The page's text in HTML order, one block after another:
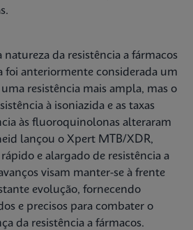
da resistência a fármacos
foi anteriormente considerada um
resistência mais ampla, mas o
à isoniazida e as taxas
às fluoroquinolonas alteraram
lançou o Xpert MTB/XDR,
e alargado de resistência a
visam manter-se à frente
evolução, fornecendo
e precisos para combater o
da resistência a fármacos.